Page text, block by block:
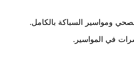
ومواسير السباكة بالكامل.
في المواسير.